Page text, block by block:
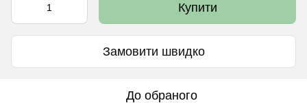
Купити
Замовити швидко
До обраного